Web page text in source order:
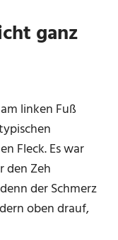
ganz
linken Fuß
Fleck. Es war
den Zeh
der Schmerz
oben drauf,